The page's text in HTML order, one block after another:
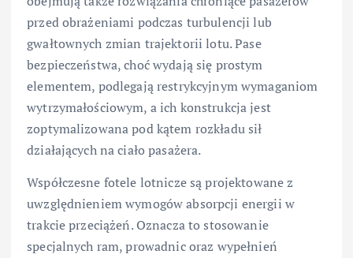
przed obrażeniami podczas turbulencji lub
gwałtownych zmian trajektorii lotu. Pase
bezpieczeństwa, choć wydają się prostym
elementem, podlegają restrykcyjnym wymaganiom
wytrzymałościowym, a ich konstrukcja jest
zoptymalizowana pod kątem rozkładu sił
działających na ciało pasażera.
Współczesne fotele lotnicze są projektowane z
uwzględnieniem wymogów absorpcji energii w
trakcie przeciążeń. Oznacza to stosowanie
specjalnych ram, prowadnic oraz wypełnień